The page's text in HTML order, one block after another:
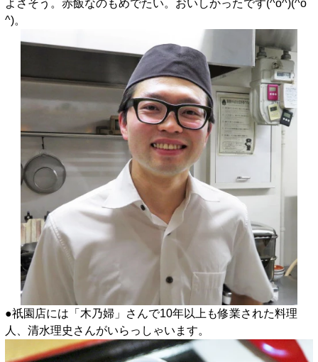
よさそう。赤飯なのもめでたい。おいしかったです(^o^)(^o
^)。
●祇園店には「木乃婦」さんで10年以上も修業された料理
人、清水理史さんがいらっしゃいます。